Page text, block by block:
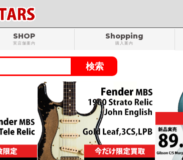
SHOP
実店舗案内
Shopping
購入案内